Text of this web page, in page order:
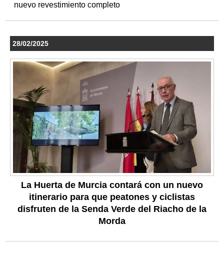
nuevo revestimiento completo
28/02/2025
La Huerta de Murcia contará con un nuevo
itinerario para que peatones y ciclistas
disfruten de la Senda Verde del Riacho de la
Morda